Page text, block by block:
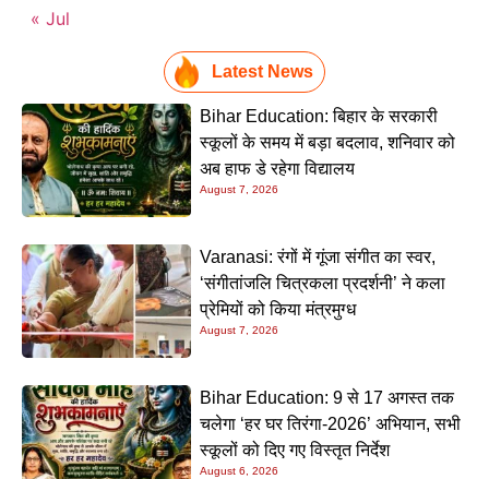
« Jul
Latest News
Bihar Education: बिहार के सरकारी
स्कूलों के समय में बड़ा बदलाव, शनिवार को
अब हाफ डे रहेगा विद्यालय
August 7, 2026
Varanasi: रंगों में गूंजा संगीत का स्वर,
‘संगीतांजलि चित्रकला प्रदर्शनी’ ने कला
प्रेमियों को किया मंत्रमुग्ध
August 7, 2026
Bihar Education: 9 से 17 अगस्त तक
चलेगा ‘हर घर तिरंगा-2026’ अभियान, सभी
स्कूलों को दिए गए विस्तृत निर्देश
August 6, 2026